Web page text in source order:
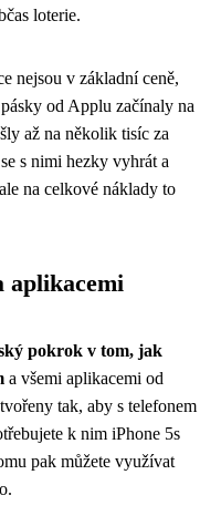
loterie.
nejsou v základní ceně,
od Applu začínaly na
až na několik tisíc za
s nimi hezky vyhrát a
na celkové náklady to
aplikacemi
pokrok v tom, jak
a všemi aplikacemi od
tak, aby s telefonem
k nim iPhone 5s
pak můžete využívat